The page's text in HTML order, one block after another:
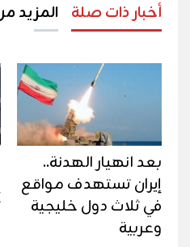
أخبار ذات صلة المزيد
بعد انهيار الهدنة..
إيران تستهدف مواقع
في ثلاث دول خليجية
وعربية